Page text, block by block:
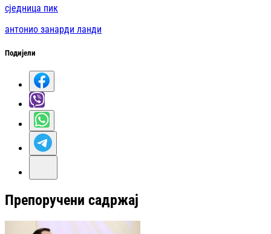
сједница пик
антонио занарди ланди
Подијели
Препоручени садржај